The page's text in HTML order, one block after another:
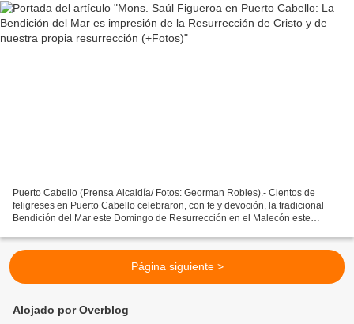
Puerto Cabello (Prensa Alcaldía/ Fotos: Georman Robles).- Cientos de
feligreses en Puerto Cabello celebraron, con fe y devoción, la tradicional
Bendición del Mar este Domingo de Resurrección en el Malecón este
Página siguiente >
Alojado por Overblog